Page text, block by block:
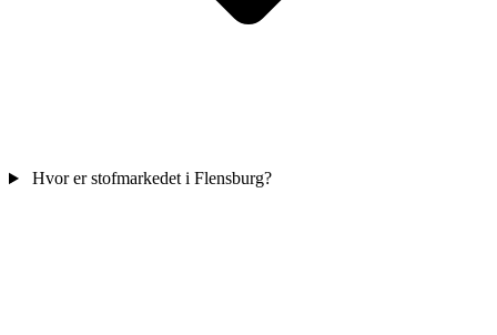
Hvor er stofmarkedet i Flensburg?